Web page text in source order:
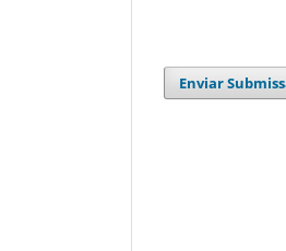
Enviar